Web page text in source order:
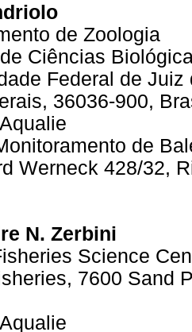
de Zoologia
Ciências
Federal de Juiz
36036-900,
de
Werneck 428/32,
N. Zerbini
Science
7600 Sand